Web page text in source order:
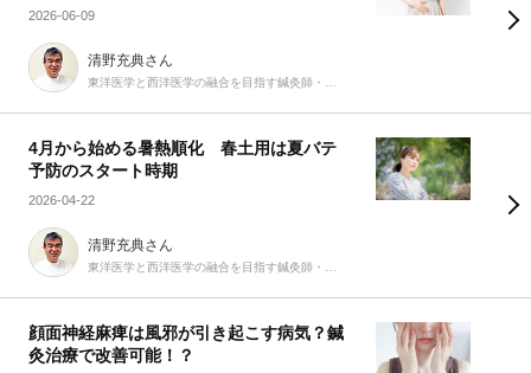
つの生活習慣
2026-06-09
清野充典さん
4月から始める暑熱順化 春土用は夏バテ
予防のスタート時期
2026-04-22
清野充典さん
顔面神経麻痺は風邪が引き起こす病気？鍼
灸治療で改善可能！？